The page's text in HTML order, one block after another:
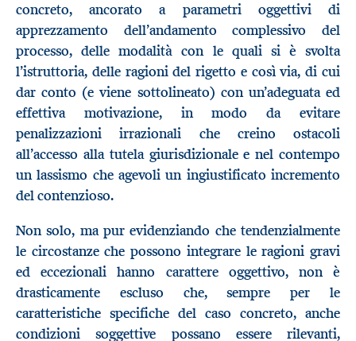
concreto, ancorato a parametri oggettivi di
apprezzamento dell’andamento complessivo del
processo, delle modalità con le quali si è svolta
l’istruttoria, delle ragioni del rigetto e così via, di cui
dar conto (e viene sottolineato) con un’adeguata ed
effettiva motivazione, in modo da evitare
penalizzazioni irrazionali che creino ostacoli
all’accesso alla tutela giurisdizionale e nel contempo
un lassismo che agevoli un ingiustificato incremento
del contenzioso.
Non solo, ma pur evidenziando che tendenzialmente
le circostanze che possono integrare le ragioni gravi
ed eccezionali hanno carattere oggettivo, non è
drasticamente escluso che, sempre per le
caratteristiche specifiche del caso concreto, anche
condizioni soggettive possano essere rilevanti,